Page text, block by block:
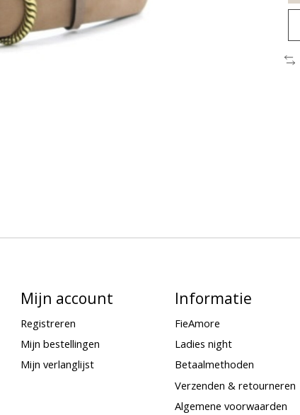
Mijn account
Registreren
Mijn bestellingen
Mijn verlanglijst
Informatie
FieAmore
Ladies night
Betaalmethoden
Verzenden & retourneren
Algemene voorwaarden